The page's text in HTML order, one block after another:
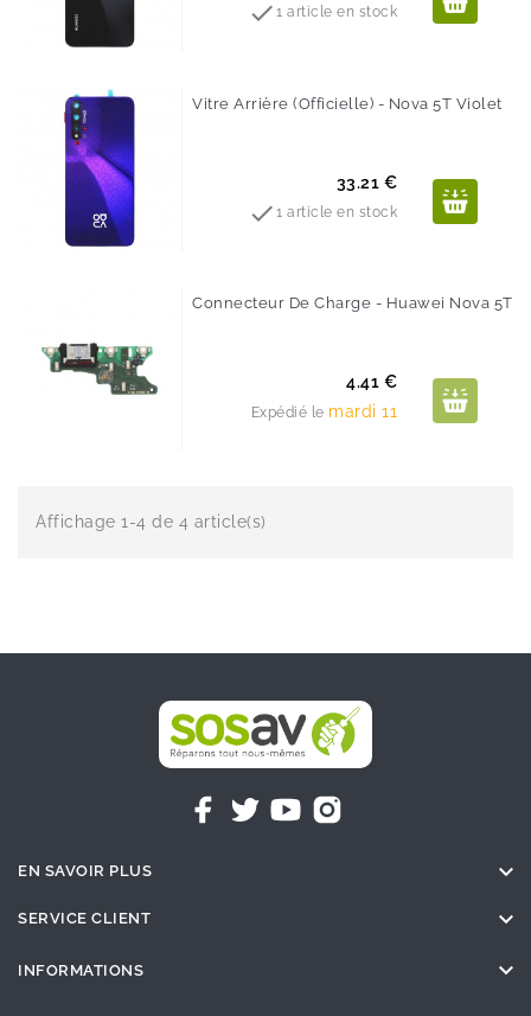
1 article en stock
Vitre Arrière (Officielle) - Nova 5T Violet
Prix
33.21 €
1 article en stock
Connecteur De Charge - Huawei Nova 5T
Prix
4.41 €
Expédié le mardi 11
Affichage 1-4 de 4 article(s)
EN SAVOIR PLUS 
SERVICE CLIENT 
INFORMATIONS 